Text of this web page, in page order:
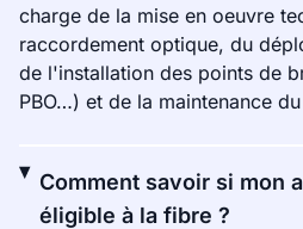
charge de la mise en oeuvre
raccordement optique, du
de l'installation des points de
PBO…) et de la maintenance
Comment savoir si mon
éligible à la fibre ?